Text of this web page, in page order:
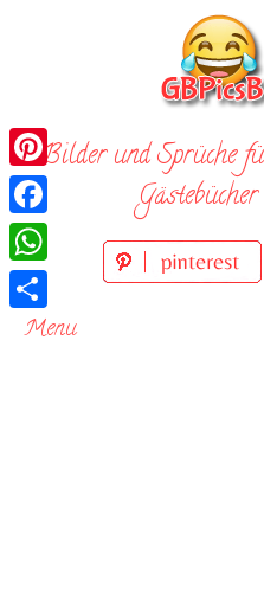
Bilder und Sprüche
Menu
Pinterest
Facebook
WhatsApp
Teilen